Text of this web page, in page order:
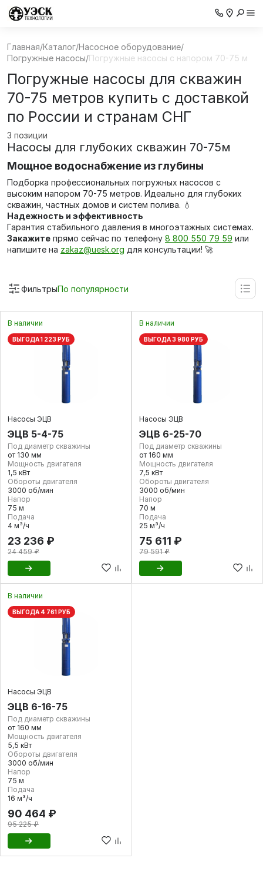
Главная/Каталог/Насосное оборудование/
Погружные насосы/Погружные насосы с напором 70-75 м
Погружные насосы для скважин
70-75 метров купить с доставкой
по России и странам СНГ
3 позиции
Насосы для глубоких скважин 70-75м
Мощное водоснабжение из глубины
Подборка профессиональных погружных насосов с
высоким напором 70-75 метров. Идеально для глубоких
скважин, частных домов и систем полива. 💧
Надежность и эффективность
Гарантия стабильного давления в многоэтажных системах.
Закажите прямо сейчас по телефону 8 800 550 79 59 или
напишите на zakaz@uesk.org для консультации! 🚀
ФильтрыПо популярности
В наличии
ВЫГОДА 1 223 РУБ
Насосы ЭЦВ
ЭЦВ 5-4-75
Под диаметр скважины
от 130 мм
Мощность двигателя
1,5 кВт
Обороты двигателя
3000 об/мин
Напор
75 м
Подача
4 м³/ч
23 236 ₽
24 459 ₽
В наличии
ВЫГОДА 3 980 РУБ
Насосы ЭЦВ
ЭЦВ 6-25-70
Под диаметр скважины
от 160 мм
Мощность двигателя
7,5 кВт
Обороты двигателя
3000 об/мин
Напор
70 м
Подача
25 м³/ч
75 611 ₽
79 591 ₽
В наличии
ВЫГОДА 4 761 РУБ
Насосы ЭЦВ
ЭЦВ 6-16-75
Под диаметр скважины
от 160 мм
Мощность двигателя
5,5 кВт
Обороты двигателя
3000 об/мин
Напор
75 м
Подача
16 м³/ч
90 464 ₽
95 225 ₽